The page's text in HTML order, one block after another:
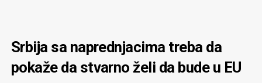
Srbija sa naprednjacima treba da
pokaže da stvarno želi da bude u EU